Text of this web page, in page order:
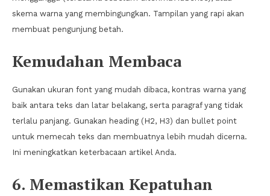
skema warna yang membingungkan. Tampilan yang rapi akan
membuat pengunjung betah.
Kemudahan Membaca
Gunakan ukuran font yang mudah dibaca, kontras warna yang
baik antara teks dan latar belakang, serta paragraf yang tidak
terlalu panjang. Gunakan heading (H2, H3) dan bullet point
untuk memecah teks dan membuatnya lebih mudah dicerna.
Ini meningkatkan keterbacaan artikel Anda.
6. Memastikan Kepatuhan